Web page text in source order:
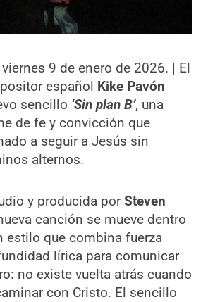
9 de enero de 2026. | El
español Kike Pavón
sencillo ‘Sin plan B’, una
de fe y convicción que
a seguir a Jesús sin
alternos.
y producida porSteven
canción se mueve dentro
estilo que combina fuerza
lírica para comunicar
no existe vuelta atrás cuando
con Cristo. El sencillo